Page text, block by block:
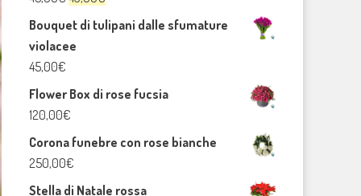
prezzo
prezzo
Bouquet di tulipani dalle sfumature
violacee
45,00€
Flower Box di rose fucsia
120,00€
Corona funebre con rose bianche
250,00€
Stella di Natale rossa